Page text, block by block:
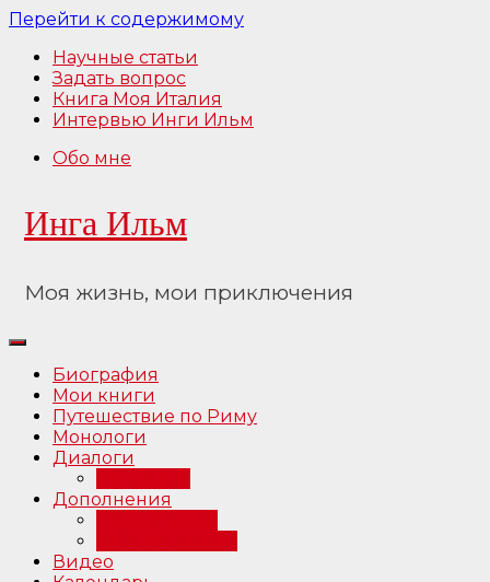
Перейти к содержимому
Научные статьи
Задать вопрос
Книга Моя Италия
Интервью Инги Ильм
Обо мне
Инга Ильм
Моя жизнь, мои приключения
Биография
Мои книги
Путешествие по Риму
Монологи
Диалоги
Дополнения
Видео